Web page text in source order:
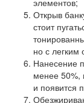
элементов;
Открыв
стоит
но с легким
Нанесение
менее 50%,
и появится